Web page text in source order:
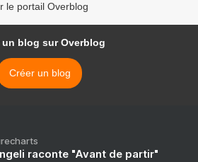
le portail Overblog
un blog sur Overblog
Créer un blog
raconte "Avant de partir"